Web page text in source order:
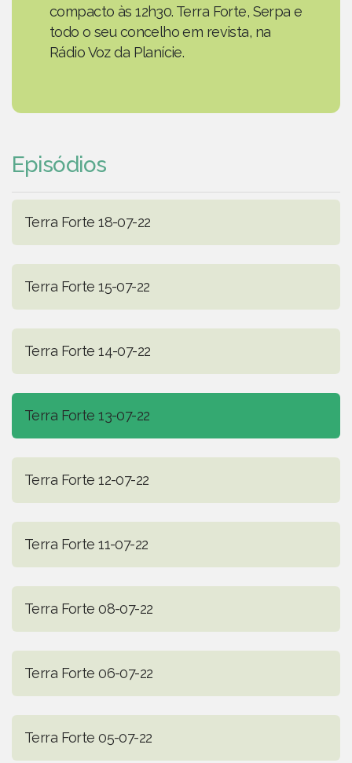
compacto às 12h30. Terra Forte, Serpa e
todo o seu concelho em revista, na
Rádio Voz da Planície.
Episódios
Terra Forte 18-07-22
Terra Forte 15-07-22
Terra Forte 14-07-22
Terra Forte 13-07-22
Terra Forte 12-07-22
Terra Forte 11-07-22
Terra Forte 08-07-22
Terra Forte 06-07-22
Terra Forte 05-07-22